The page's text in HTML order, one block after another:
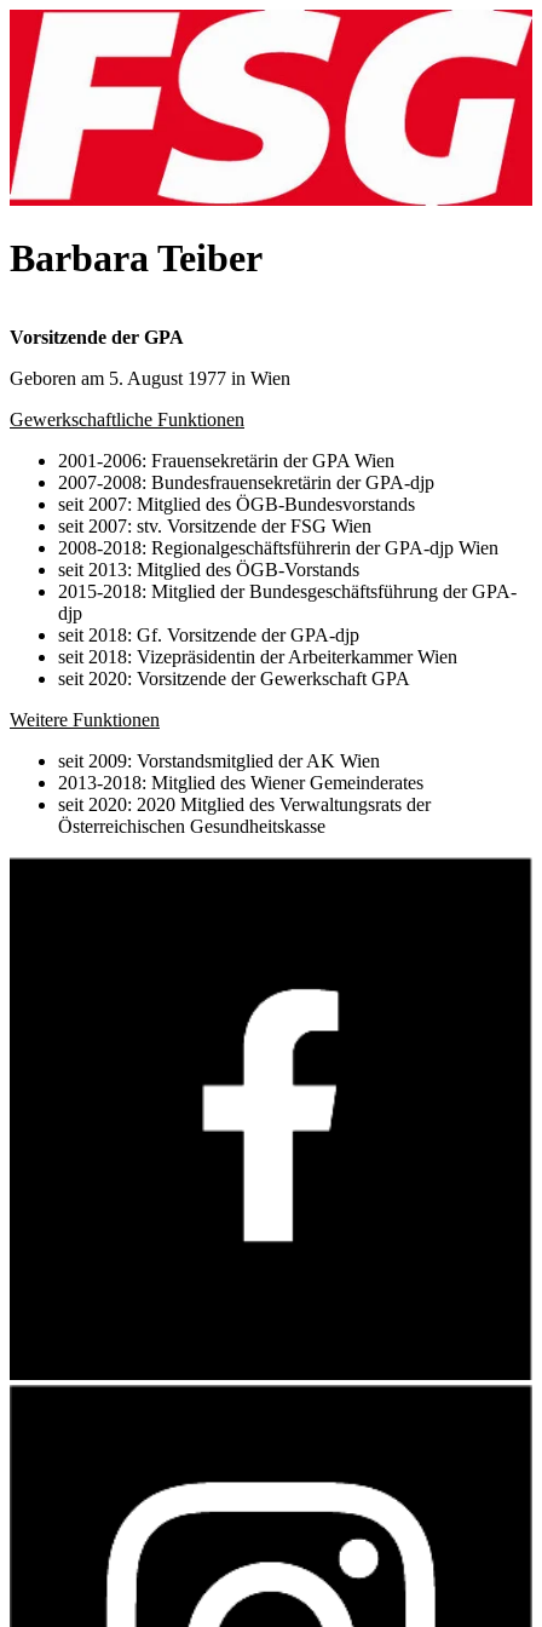
Barbara Teiber
Vorsitzende der GPA
Geboren am 5. August 1977 in Wien
Gewerkschaftliche Funktionen
2001-2006: Frauensekretärin der GPA Wien
2007-2008: Bundesfrauensekretärin der GPA-djp
seit 2007: Mitglied des ÖGB-Bundesvorstands
seit 2007: stv. Vorsitzende der FSG Wien
2008-2018: Regionalgeschäftsführerin der GPA-djp Wien
seit 2013: Mitglied des ÖGB-Vorstands
2015-2018: Mitglied der Bundesgeschäftsführung der GPA-
djp
seit 2018: Gf. Vorsitzende der GPA-djp
seit 2018: Vizepräsidentin der Arbeiterkammer Wien
seit 2020: Vorsitzende der Gewerkschaft GPA
Weitere Funktionen
seit 2009: Vorstandsmitglied der AK Wien
2013-2018: Mitglied des Wiener Gemeinderates
seit 2020: 2020 Mitglied des Verwaltungsrats der
Österreichischen Gesundheitskasse